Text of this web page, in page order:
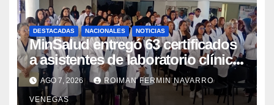
DESTACADAS NACIONALES NOTICIAS
MinSalud entregó 63 certificados
a asistentes de laboratorio clínico
para garantizar respaldo legal y
profesional
AGO 7, 2026 ROIMAN FERMIN NAVARRO
VENEGAS